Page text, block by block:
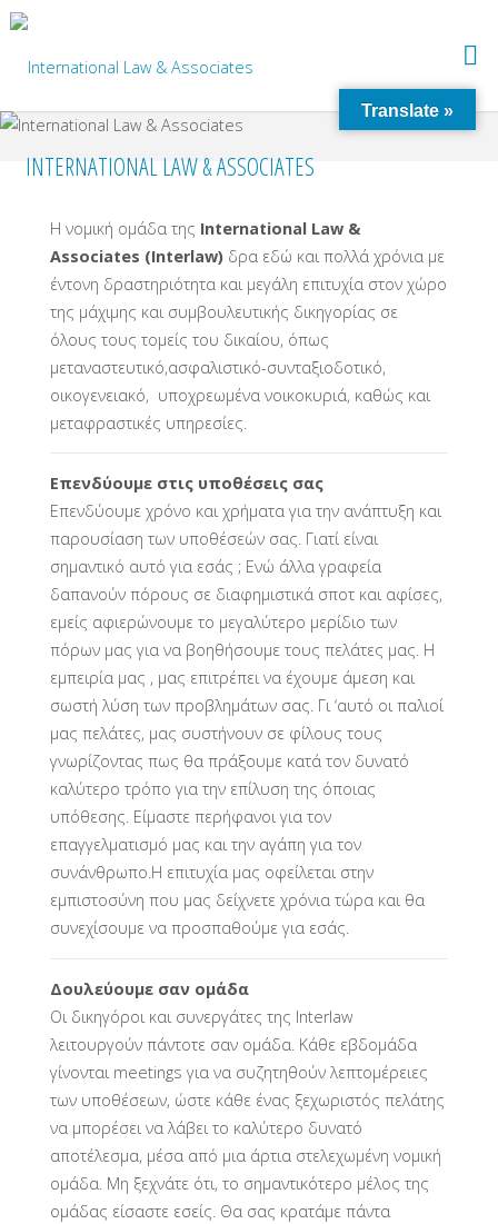
INTERNATIONAL LAW & ASSOCIATES
Η νομική ομάδα της International Law &
Associates (Interlaw)δρα εδώ και πολλά χρόνια με
έντονη δραστηριότητα και μεγάλη επιτυχία στον χώρο
της μάχιμης και συμβουλευτικής δικηγορίας σε
όλους τους τομείς του δικαίου, όπως
μεταναστευτικό,ασφαλιστικό-συνταξιοδοτικό,
οικογενειακό, υποχρεωμένα νοικοκυριά, καθώς και
μεταφραστικές υπηρεσίες.
Επενδύουμε στις υποθέσεις σας
Επενδύουμε χρόνο και χρήματα για την ανάπτυξη και
παρουσίαση των υποθέσεών σας. Γιατί είναι
σημαντικό αυτό για εσάς ; Ενώ άλλα γραφεία
δαπανούν πόρους σε διαφημιστικά σποτ και αφίσες,
εμείς αφιερώνουμε το μεγαλύτερο μερίδιο των
πόρων μας για να βοηθήσουμε τους πελάτες μας. Η
εμπειρία μας , μας επιτρέπει να έχουμε άμεση και
σωστή λύση των προβλημάτων σας. Γι ‘αυτό οι παλιοί
μας πελάτες, μας συστήνουν σε φίλους τους
γνωρίζοντας πως θα πράξουμε κατά τον δυνατό
καλύτερο τρόπο για την επίλυση της όποιας
υπόθεσης. Είμαστε περήφανοι για τον
επαγγελματισμό μας και την αγάπη για τον
συνάνθρωπο.Η επιτυχία μας οφείλεται στην
εμπιστοσύνη που μας δείχνετε χρόνια τώρα και θα
συνεχίσουμε να προσπαθούμε για εσάς.
Δουλεύουμε σαν ομάδα
Οι δικηγόροι και συνεργάτες της Interlaw
λειτουργούν πάντοτε σαν ομάδα. Κάθε εβδομάδα
γίνονται meetings για να συζητηθούν λεπτομέρειες
των υποθέσεων, ώστε κάθε ένας ξεχωριστός πελάτης
να μπορέσει να λάβει το καλύτερο δυνατό
αποτέλεσμα, μέσα από μια άρτια στελεχωμένη νομική
ομάδα. Μη ξεχνάτε ότι, το σημαντικότερο μέλος της
ομάδας είσαστε εσείς. Θα σας κρατάμε πάντα
Translate »